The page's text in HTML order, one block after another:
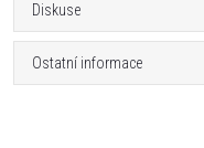
Diskuse
Ostatní informace